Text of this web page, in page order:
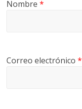
Nombre*
Correo electrónico*